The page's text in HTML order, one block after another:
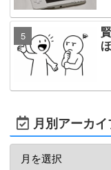
月別アーカイ